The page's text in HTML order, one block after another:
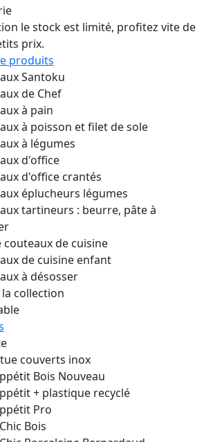
le stock est limité, profitez vite de
prix.
produits
Santoku
de Chef
à pain
à poisson et filet de sole
à légumes
d'office
d'office crantés
éplucheurs légumes
tartineurs : beurre, pâte à
couteaux de cuisine
de cuisine enfant
à désosser
collection
couverts inox
Bois Nouveau
+ plastique recyclé
Pro
Bois